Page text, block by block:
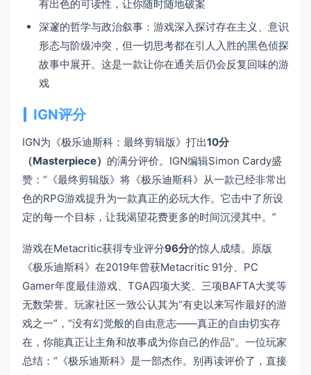
有出色的可读性，让你随时随地破案
深邃的哲学与政治叙事：游戏深入探讨存在主义、意识
形态与阶级冲突，但一切思考都在引人入胜的黑色侦探
故事中展开。这是一款让你在通关后仍会反复回味的游
戏
IGN评分
IGN为《极乐迪斯科：最终剪辑版》打出10分
（Masterpiece） 的满分评价。IGN编辑Simon Cardy盛
赞：“《最终剪辑版》将《极乐迪斯科》从一款已经非常出
色的RPG游戏提升为一款真正的必玩大作。它击中了所设
定的每一个目标，让我渴望花费更多的时间沉浸其中。”
游戏在Metacritic获得专业评分96分的惊人成绩。原版
《极乐迪斯科》在2019年曾获Metacritic 91分、PC
Gamer年度最佳游戏、TGA四项大奖、三项BAFTA大奖等
无数荣誉。玩家社区一致公认其为“有史以来写作最好的游
戏之一”，“没有幻觉般的自由意志——真正的自由切实存
在，你能真正让主角和故事成为你自己的作品”。一位玩家
总结：“《极乐迪斯科》是一部杰作。别再读评价了，直接